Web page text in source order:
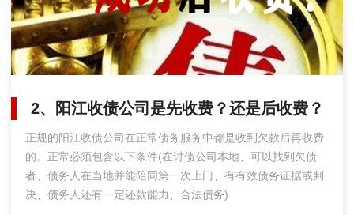
2、阳江收债公司是先收费？还是后收费？
正规的阳江收债公司在正常债务服务中都是收到欠款后再收费
的。正常必须包含以下条件(在讨债公司本地、可以找到欠债
者、债务人在当地并能陪同第一次上门、有有效债务证据或判
决、债务人还有一定还款能力、合法债务)